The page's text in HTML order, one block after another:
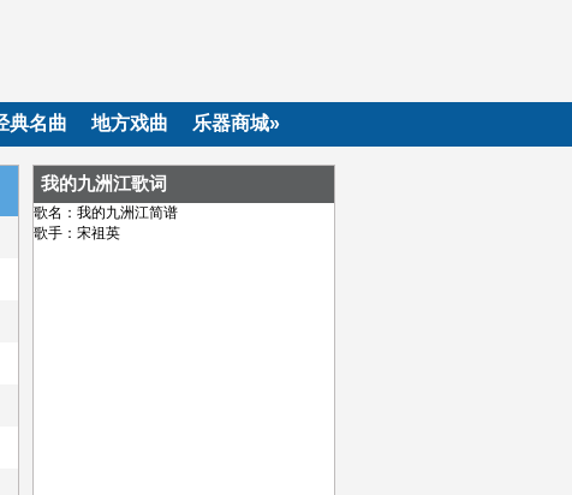
典名曲 地方戏曲 乐器商城»
我的九洲江歌词
歌名：我的九洲江简谱
歌手：宋祖英